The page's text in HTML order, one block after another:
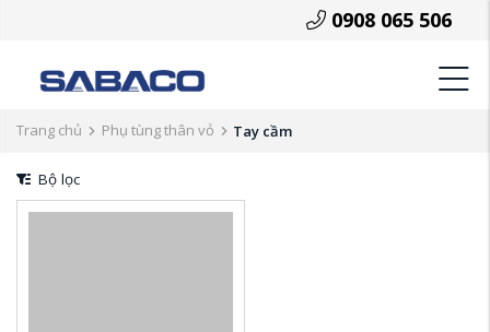
0908 065 506
Trang chủ Phụ tùng thân vỏ Tay cầm
Bộ lọc